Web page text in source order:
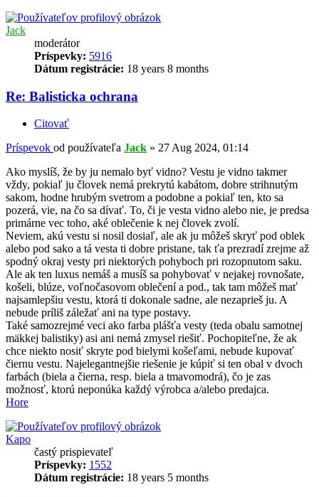
Jack
moderátor
Príspevky: 5916
Dátum registrácie: 18 years 8 months
Re: Balisticka ochrana
Citovať
Príspevok od používateľa Jack » 27 Aug 2024, 01:14
Ako myslíš, že by ju nemalo byť vidno? Vestu je vidno takmer
vždy, pokiaľ ju človek nemá prekrytú kabátom, dobre strihnutým
sakom, hodne hrubým svetrom a podobne a pokiaľ ten, kto sa
pozerá, vie, na čo sa dívať. To, či je vesta vidno alebo nie, je predsa
primárne vec toho, aké oblečenie k nej človek zvolí.
Neviem, akú vestu si nosil dosiaľ, ale ak ju môžeš skryť pod oblek
alebo pod sako a tá vesta ti dobre pristane, tak ťa prezradí zrejme až
spodný okraj vesty pri niektorých pohyboch pri rozopnutom saku.
Ale ak ten luxus nemáš a musíš sa pohybovať v nejakej rovnošate,
košeli, blúze, voľnočasovom oblečení a pod., tak tam môžeš mať
najsamlepšiu vestu, ktorá ti dokonale sadne, ale nezaprieš ju. A
nebude príliš záležať ani na type postavy.
Také samozrejmé veci ako farba plášťa vesty (teda obalu samotnej
mäkkej balistiky) asi ani nemá zmysel riešiť. Pochopiteľne, že ak
chce niekto nosiť skryte pod bielymi košeľami, nebude kupovať
čiernu vestu. Najelegantnejšie riešenie je kúpiť si ten obal v dvoch
farbách (biela a čierna, resp. biela a tmavomodrá), čo je zas
možnosť, ktorú neponúka každý výrobca a/alebo predajca.
Hore
Kapo
častý prispievateľ
Príspevky: 1552
Dátum registrácie: 18 years 5 months